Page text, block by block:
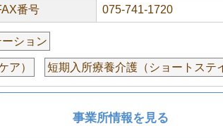
番号 075-741-1720
ション
ア） 短期入所療養介護（ショートステ
事業所情報を見る